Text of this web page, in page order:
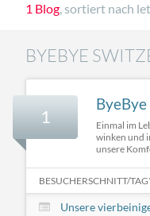
1 Blog, sortiert nach
BYEBYE
1
Einmal im
winken und
unsere
BESUCHERSCHNITT/
Unsere